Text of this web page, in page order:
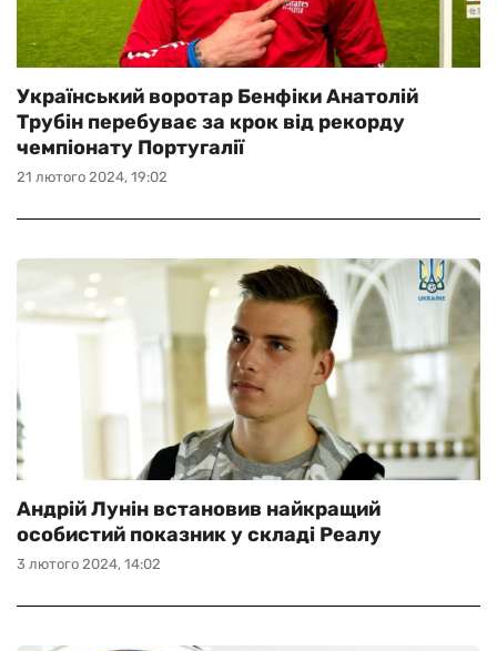
21 лютого 2024, 19:02
Український воротар Бенфіки Анатолій
Трубін перебуває за крок від рекорду
чемпіонату Португалії
3 лютого 2024, 14:02
Андрій Лунін встановив найкращий
особистий показник у складі Реалу